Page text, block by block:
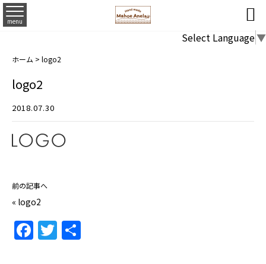
menu 
Select Language▼
ホーム > logo2
logo2
2018.07.30
前の記事へ
« logo2
F
a
T
w